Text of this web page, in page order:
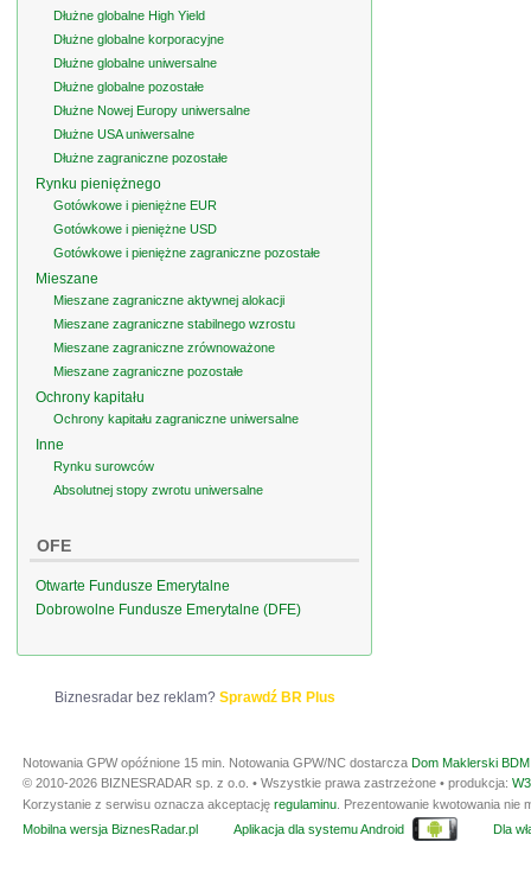
Dłużne globalne High Yield
Dłużne globalne korporacyjne
Dłużne globalne uniwersalne
Dłużne globalne pozostałe
Dłużne Nowej Europy uniwersalne
Dłużne USA uniwersalne
Dłużne zagraniczne pozostałe
Rynku pieniężnego
Gotówkowe i pieniężne EUR
Gotówkowe i pieniężne USD
Gotówkowe i pieniężne zagraniczne pozostałe
Mieszane
Mieszane zagraniczne aktywnej alokacji
Mieszane zagraniczne stabilnego wzrostu
Mieszane zagraniczne zrównoważone
Mieszane zagraniczne pozostałe
Ochrony kapitału
Ochrony kapitału zagraniczne uniwersalne
Inne
Rynku surowców
Absolutnej stopy zwrotu uniwersalne
OFE
Otwarte Fundusze Emerytalne
Dobrowolne Fundusze Emerytalne (DFE)
Biznesradar bez reklam? Sprawdź BR Plus
Notowania GPW opóźnione 15 min. Notowania GPW/NC dostarcza Dom Maklerski
© 2010-2026 BIZNESRADAR sp. z o.o. • Wszystkie prawa zastrzeżone • produkcja:
Korzystanie z serwisu oznacza akceptację regulaminu . Prezentowanie kwotowania
Mobilna wersja BiznesRadar.pl
Aplikacja dla systemu Android Dla